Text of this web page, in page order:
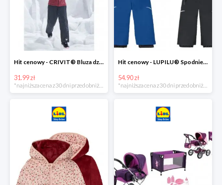
Hit cenowy - CRIVIT® Bluza dziewczęca z polaru
31.99 zł
Hit cenowy - LUPILU® Spodnie narciarskie chłopięce
54.90 zł